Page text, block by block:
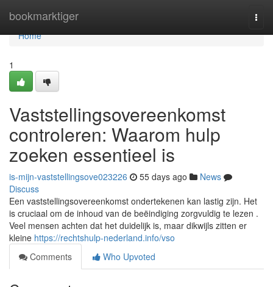
bookmarktiger
Home
Home
1
Vaststellingsovereenkomst
controleren: Waarom hulp
zoeken essentieel is
is-mijn-vaststellingsove023226 55 days ago
News
Discuss
Een vaststellingsovereenkomst ondertekenen kan lastig zijn. Het
is cruciaal om de inhoud van de beëindiging zorgvuldig te lezen .
Veel mensen achten dat het duidelijk is, maar dikwijls zitten er
kleine https://rechtshulp-nederland.info/vso
Comments
Who Upvoted